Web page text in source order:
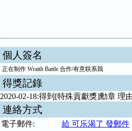
個人簽名
正在制作 Wraith Battle 合作/有意联系我
得獎記錄
2020-02-18:得到[特殊貢獻獎]勳章 理
連絡方式
電子郵件:
給 可乐渴了 發郵件